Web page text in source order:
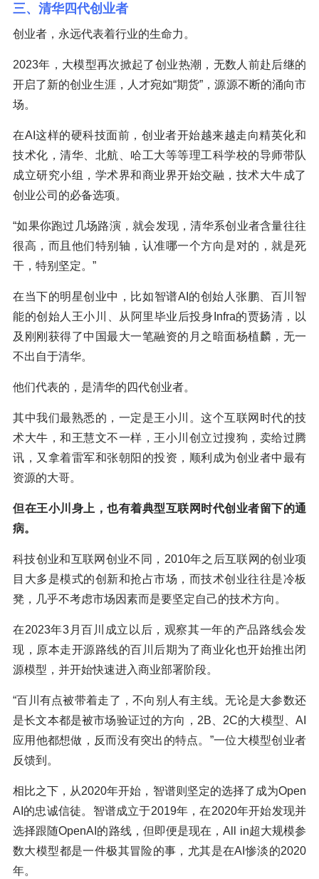
三、清华四代创业者
创业者，永远代表着行业的生命力。
2023年，大模型再次掀起了创业热潮，无数人前赴后继的
开启了新的创业生涯，人才宛如“期货”，源源不断的涌向市
场。
在AI这样的硬科技面前，创业者开始越来越走向精英化和
技术化，清华、北航、哈工大等等理工科学校的导师带队
成立研究小组，学术界和商业界开始交融，技术大牛成了
创业公司的必备选项。
“如果你跑过几场路演，就会发现，清华系创业者含量往往
很高，而且他们特别轴，认准哪一个方向是对的，就是死
干，特别坚定。”
在当下的明星创业中，比如智谱AI的创始人张鹏、百川智
能的创始人王小川、从阿里毕业后投身Infra的贾扬清，以
及刚刚获得了中国最大一笔融资的月之暗面杨植麟，无一
不出自于清华。
他们代表的，是清华的四代创业者。
其中我们最熟悉的，一定是王小川。这个互联网时代的技
术大牛，和王慧文不一样，王小川创立过搜狗，卖给过腾
讯，又拿着雷军和张朝阳的投资，顺利成为创业者中最有
资源的大哥。
但在王小川身上，也有着典型互联网时代创业者留下的通
病。
科技创业和互联网创业不同，2010年之后互联网的创业项
目大多是模式的创新和抢占市场，而技术创业往往是冷板
凳，几乎不考虑市场因素而是要坚定自己的技术方向。
在2023年3月百川成立以后，观察其一年的产品路线会发
现，原本走开源路线的百川后期为了商业化也开始推出闭
源模型，并开始快速进入商业部署阶段。
“百川有点被带着走了，不向别人有主线。无论是大参数还
是长文本都是被市场验证过的方向，2B、2C的大模型、AI
应用他都想做，反而没有突出的特点。”一位大模型创业者
反馈到。
相比之下，从2020年开始，智谱则坚定的选择了成为Open
AI的忠诚信徒。智谱成立于2019年，在2020年开始发现并
选择跟随OpenAI的路线，但即便是现在，All in超大规模参
数大模型都是一件极其冒险的事，尤其是在AI惨淡的2020
年。